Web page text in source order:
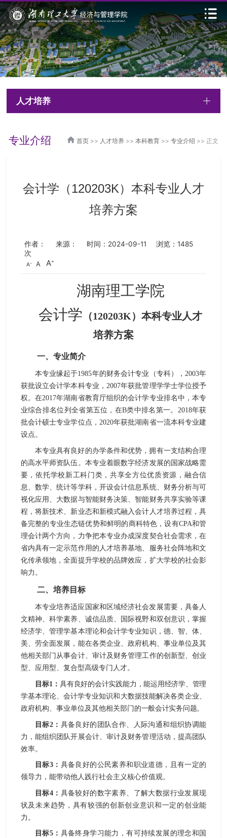
人才培养
专业介绍 首页>> 人才培养>> 本科教育>> 专业介绍 >> 正文
会计学（120203K）本科专业人才
培养方案
作者： 来源： 时间：2024-09-11 浏览： 1485
次
A A A
湖南理工学院
会计学 （120203K）本科专业人才
培养方案
一、专业简介
本专业缘起于1985年的财务会计专业（专科），2003年
获批设立会计学本科专业 ，2007年获批管理学学士学位授予
权。在2017年湖南省教育厅组织的会计学专业排名中，本专
业综合排名位列全省第五位，在B类中排名第一。 2018年获
批会计硕士专业学位点， 2020年获批湖南省一流本科专业建
设点。
本专业具有良好的办学条件和优势，拥有一支结构合理
的高水平师资队伍。本专业着眼数字经济发展的国家战略需
要，依托学校新工科门类，共享全方位优质资源，融合信
息、数学、统计等学科，开设会计信息系统、财务分析与可
视化应用、大数据与智能财务决策、智能财务共享实验等课
程，将新技术、新业态和新模式融入会计人才培养过程，具
备完整的专业生态链优势和鲜明的商科特色，设有CPA和管
理会计两个方向，力争把本专业办成深度契合社会需求，在
省内具有一定示范作用的人才培养基地、服务社会阵地和文
化传承领地，全面提升学校的品牌效应，扩大学校的社会影
响力。
二、培养目标
本专业培养适应国家和区域经济社会发展需要，具备人
文精神、科学素养、诚信品质、国际视野和双创意识，掌握
经济学、管理学基本理论和会计学专业知识，德、智、体、
美、劳全面发展，能在各类企业、政府机构、事业单位及其
他相关部门从事会计、审计及财务管理工作的创新型、创业
型、应用型、复合型高级专门人才。
目标1 ：具有良好的会计实践能力，能运用经济学、管理
学基本理论、会计学专业知识和 大数据技能解决各类企业、
政府机构、事业单位及其他相关部门 的一般会计实务问题。
目标2： 具备良好的团队合作、
人际沟通和组织协调能
力，能组织团队开展会计、审计及财务管理活动，提高团队
效率。
目标3： 具备良好的公民素养和职业道德，且有一定的
领导力，能带动他人践行社会主义核心价值观。
目标4： 具备较好的数字素养、 了解大数据行业发展现
状及未来趋势，具有较强的创新创业意识和一定的创业能
力 。
目标5： 具备终身学习能力，有可持续发展的理念和国